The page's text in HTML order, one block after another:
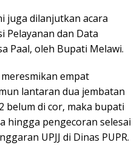
juga dilanjutkan acara
Pelayanan dan Data
Paal, oleh Bupati Melawi.
empat
lantaran dua jembatan
belum di cor, maka bupati
hingga pengecoran selesai
UPJJ di Dinas PUPR.